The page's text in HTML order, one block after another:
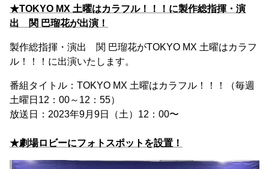
★TOKYO MX 土曜はカラフル！！！に製作総指揮・演
出 関 巴瑠花が出演！
製作総指揮・演出 関 巴瑠花がTOKYO MX 土曜はカラフ
ル！！！に出演いたします。
番組タイトル：TOKYO MX 土曜はカラフル！！！（毎週
土曜日12：00～12：55）
放送日：2023年9月9日（土）12：00〜
★劇場ロビーにフォトスポットを設置！